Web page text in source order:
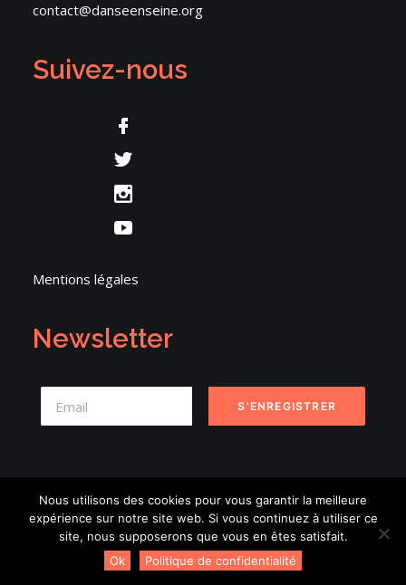
contact@danseenseine.org
Suivez-nous
Mentions légales
Newsletter
© 2026 Danse en Seine. | Tous droits réservés.
Nous utilisons des cookies pour vous garantir la meilleure
expérience sur notre site web. Si vous continuez à utiliser ce
site, nous supposerons que vous en êtes satisfait.
Ok
Politique de confidentialité